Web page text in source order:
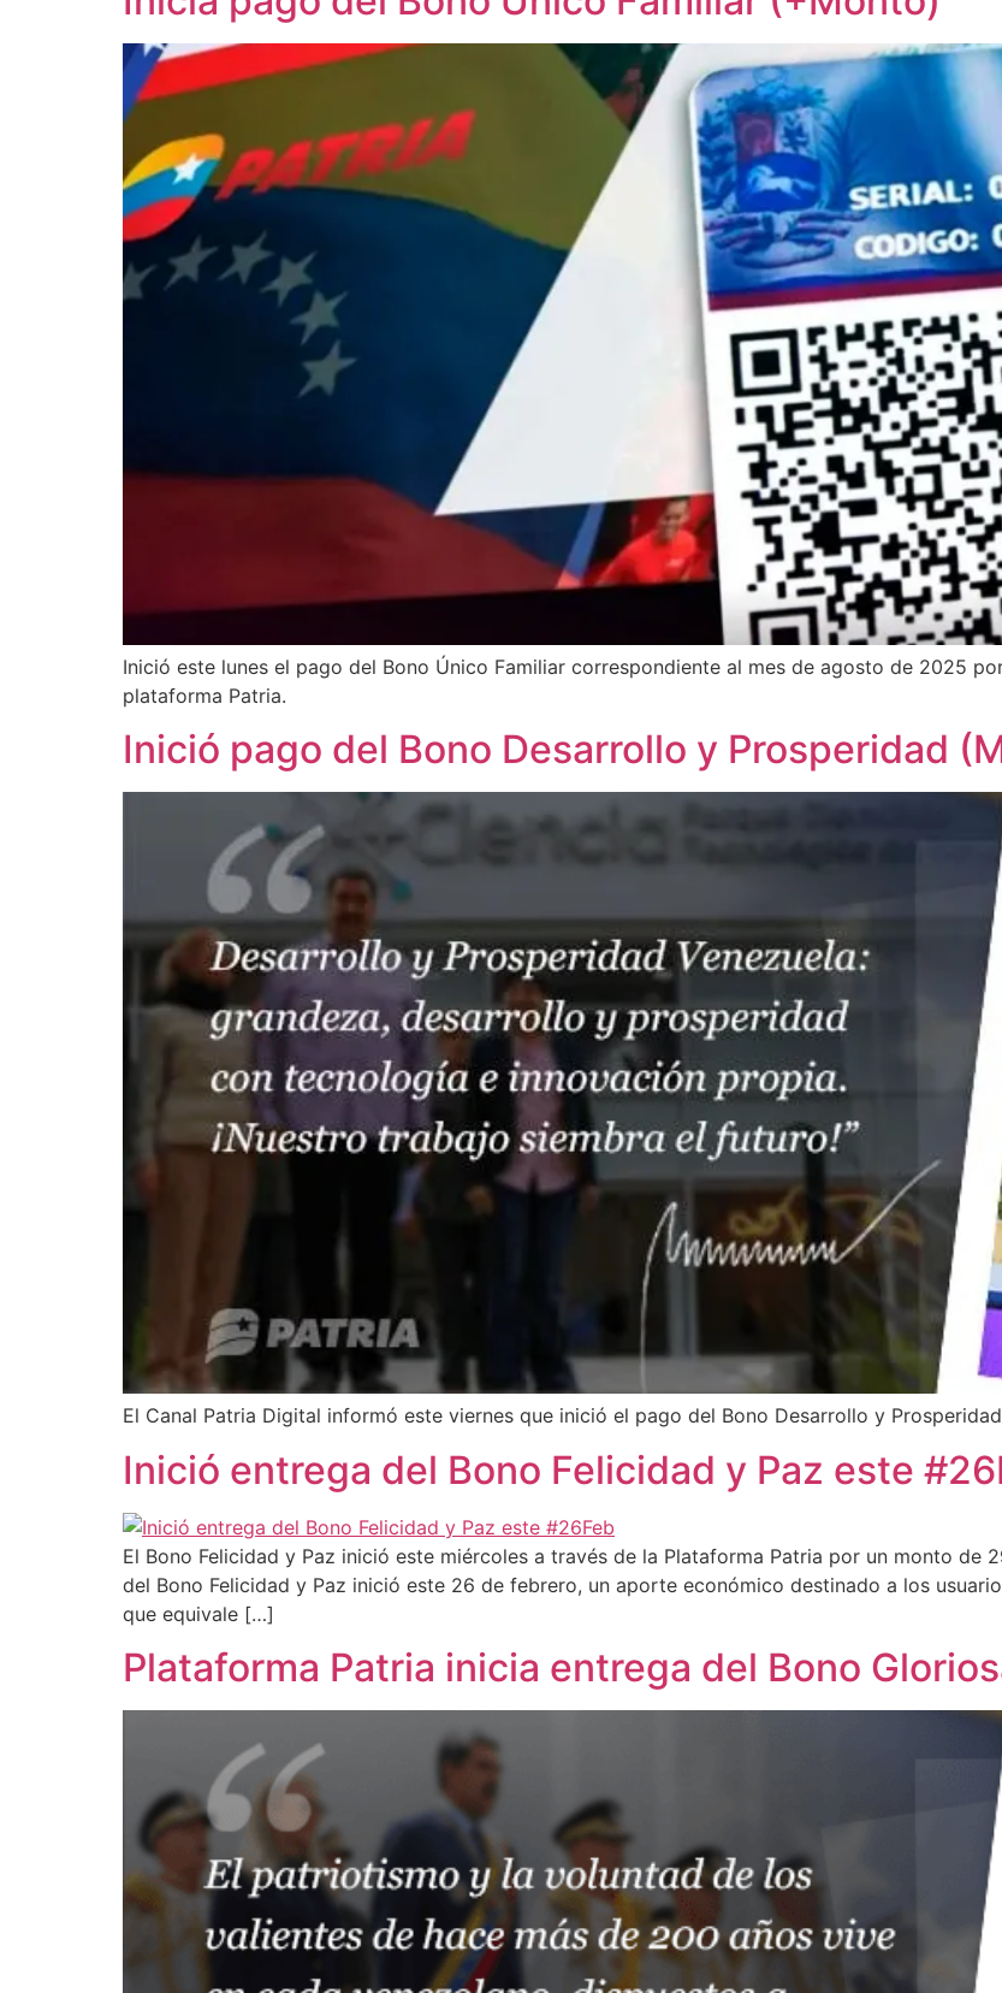
Inició este lunes el pago del Bono Único Familiar correspondiente al mes de agosto de 2025
plataforma Patria.
Inició pago del Bono Desarrollo y Prosperidad
El Canal Patria Digital informó este viernes que inició el pago del Bono Desarrollo y
Inició entrega del Bono Felicidad y Paz este
El Bono Felicidad y Paz inició este miércoles a través de la Plataforma Patria por un monto de
del Bono Felicidad y Paz inició este 26 de febrero, un aporte económico destinado a los
que equivale […]
Plataforma Patria inicia entrega del Bono